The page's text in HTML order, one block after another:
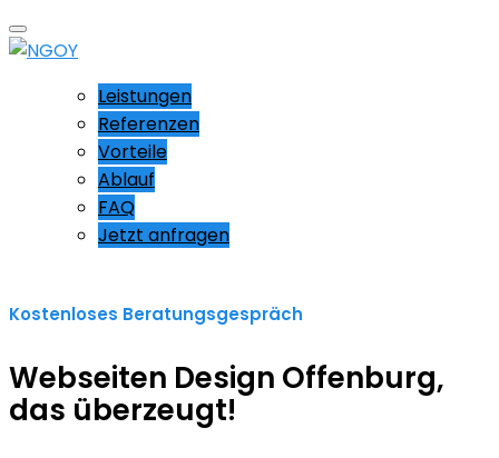
Leistungen
Referenzen
Vorteile
Ablauf
FAQ
Jetzt anfragen
Kostenloses Beratungsgespräch
Webseiten Design Offenburg,
das überzeugt!